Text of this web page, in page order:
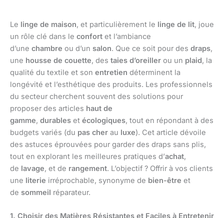
Le linge de maison, et particulièrement le linge de lit, joue
un rôle clé dans le confort et l’ambiance
d’une chambre ou d’un salon. Que ce soit pour des draps,
une housse de couette, des taies d’oreiller ou un plaid, la
qualité du textile et son entretien déterminent la
longévité et l’esthétique des produits. Les professionnels
du secteur cherchent souvent des solutions pour
proposer des articles haut de
gamme, durables et écologiques, tout en répondant à des
budgets variés (du pas cher au luxe). Cet article dévoile
des astuces éprouvées pour garder des draps sans plis,
tout en explorant les meilleures pratiques d’achat,
de lavage, et de rangement. L’objectif ? Offrir à vos clients
une literie irréprochable, synonyme de bien-être et
de sommeil réparateur.
1. Choisir des Matières Résistantes et Faciles à Entretenir